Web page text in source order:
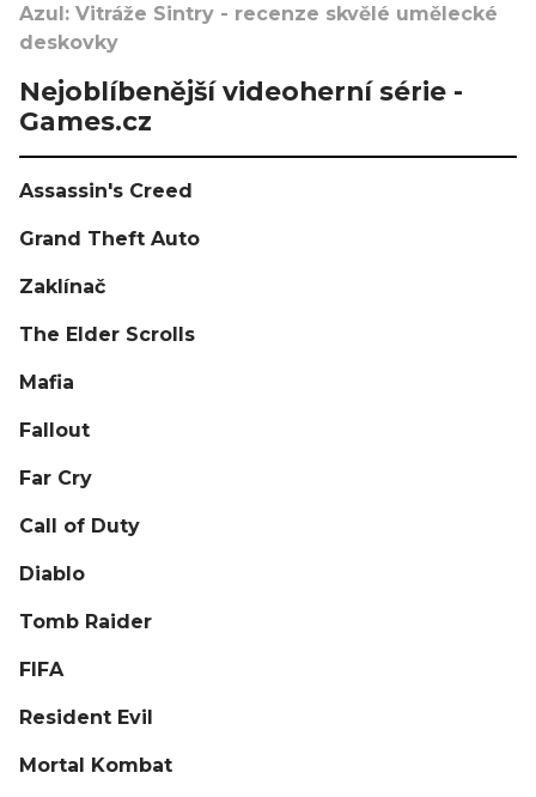
Azul: Vitráže Sintry - recenze skvělé umělecké
deskovky
Nejoblíbenější videoherní série -
Games.cz
Assassin's Creed
Grand Theft Auto
Zaklínač
The Elder Scrolls
Mafia
Fallout
Far Cry
Call of Duty
Diablo
Tomb Raider
FIFA
Resident Evil
Mortal Kombat